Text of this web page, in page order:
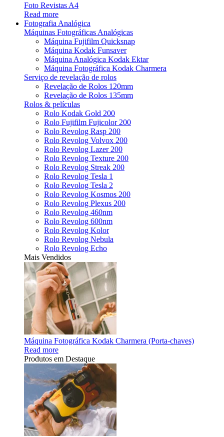
Foto Revistas A4
Read more
Fotografia Analógica
Máquinas Fotográficas Analógicas
Máquina Fujifilm Quicksnap
Máquina Kodak Funsaver
Máquina Analógica Kodak Ektar
Máquina Fotográfica Kodak Charmera
Serviço de revelação de rolos
Revelação de Rolos 120mm
Revelação de Rolos 135mm
Rolos & películas
Rolo Kodak Gold 200
Rolo Fujifilm Fujicolor 200
Rolo Revolog Rasp 200
Rolo Revolog Volvox 200
Rolo Revolog Lazer 200
Rolo Revolog Texture 200
Rolo Revolog Streak 200
Rolo Revolog Tesla 1
Rolo Revolog Tesla 2
Rolo Revolog Kosmos 200
Rolo Revolog Plexus 200
Rolo Revolog 460nm
Rolo Revolog 600nm
Rolo Revolog Kolor
Rolo Revolog Nebula
Rolo Revolog Echo
Mais Vendidos
Máquina Fotográfica Kodak Charmera (Porta-chaves)
Read more
Produtos em Destaque